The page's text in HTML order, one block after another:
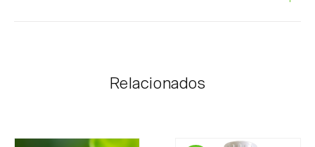
mais brevemente possível com informação referente
Relacionados